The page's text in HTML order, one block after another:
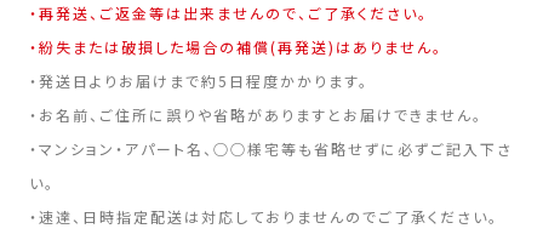
・再発送、ご返金等は出来ませんので、ご了承ください。
・紛失または破損した場合の補償(再発送)はありません。
・発送日よりお届けまで約5日程度かかります。
・お名前、ご住所に誤りや省略がありますとお届けできません。
・マンション・アパート名、○○様宅等も省略せずに必ずご記入下さ
い。
・速達、日時指定配送は対応しておりませんのでご了承ください。